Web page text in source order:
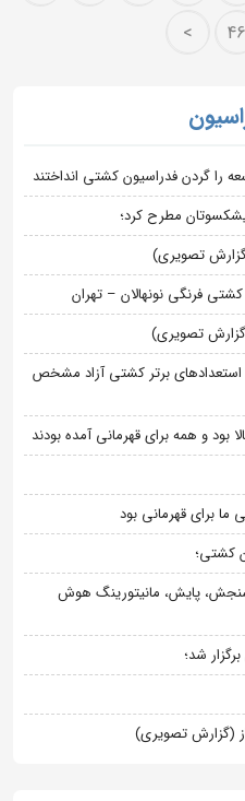
46
>
مطرح کرد؛
تصویری)
فرنگی نونهالان – تهران
تصویری)
استعدادهای برتر کشتی آزاد مشخص
بود و همه برای قهرمانی آمده بودند
ما برای قهرمانی بود
کشتی؛
سنجش، پایش، مانیتورینگ هوش
شد؛
(گزارش تصویری)